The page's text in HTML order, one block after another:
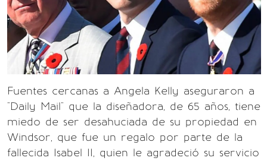
Fuentes cercanas a Angela Kelly aseguraron a
"Daily Mail" que la diseñadora, de 65 años, tiene
miedo de ser desahuciada de su propiedad en
Windsor, que fue un regalo por parte de la
fallecida Isabel II, quien le agradeció su servicio